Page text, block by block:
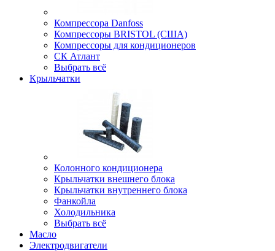
Компрессора Danfoss
Компрессоры BRISTOL (США)
Компрессоры для кондиционеров
СК Атлант
Выбрать всё
Крыльчатки
Колонного кондиционера
Крыльчатки внешнего блока
Крыльчатки внутреннего блока
Фанкойла
Холодильника
Выбрать всё
Масло
Электродвигатели